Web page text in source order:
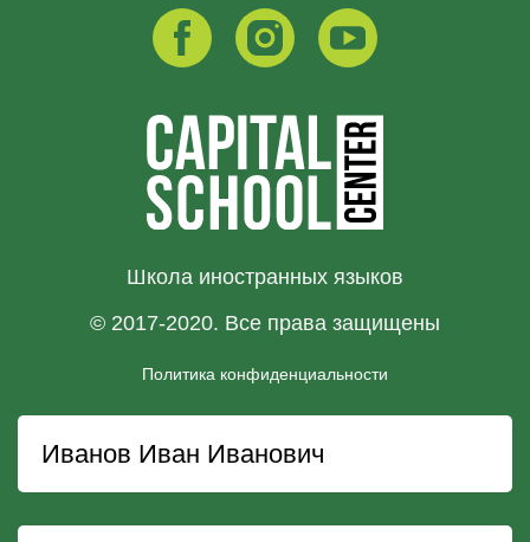
Школа иностранных языков
© 2017-2020. Все права защищены
Политика конфиденциальности